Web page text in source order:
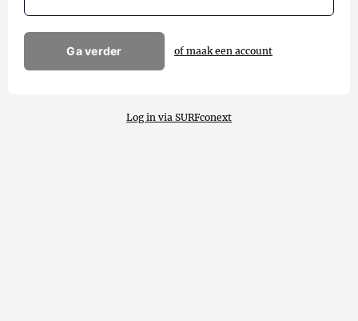
Ga verder of maak een account
Log in via SURFconext